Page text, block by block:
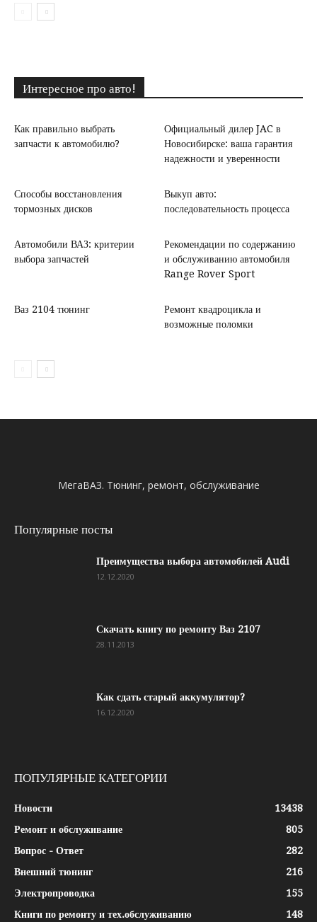
Интересное про авто!
Как правильно выбрать
запчасти к автомобилю?
Официальный дилер JAC в
Новосибирске: ваша гарантия
надежности и уверенности
Способы восстановления
тормозных дисков
Выкуп авто:
последовательность процесса
Автомобили ВАЗ: критерии
выбора запчастей
Рекомендации по содержанию
и обслуживанию автомобиля
Range Rover Sport
Ваз 2104 тюнинг
Ремонт квадроцикла и
возможные поломки
МегаВАЗ. Тюнинг, ремонт, обслуживание
Популярные посты
Преимущества выбора автомобилей Audi
12.12.2020
Скачать книгу по ремонту Ваз 2107
28.11.2013
Как сдать старый аккумулятор?
16.12.2020
ПОПУЛЯРНЫЕ КАТЕГОРИИ
Новости
13438
Ремонт и обслуживание
805
Вопрос - Ответ
282
Внешний тюнинг
216
Электропроводка
155
Книги по ремонту и тех.обслуживанию
148